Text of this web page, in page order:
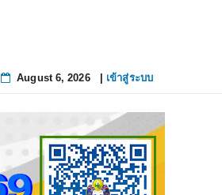
August 6, 2026| เข้าสู่ระบบ